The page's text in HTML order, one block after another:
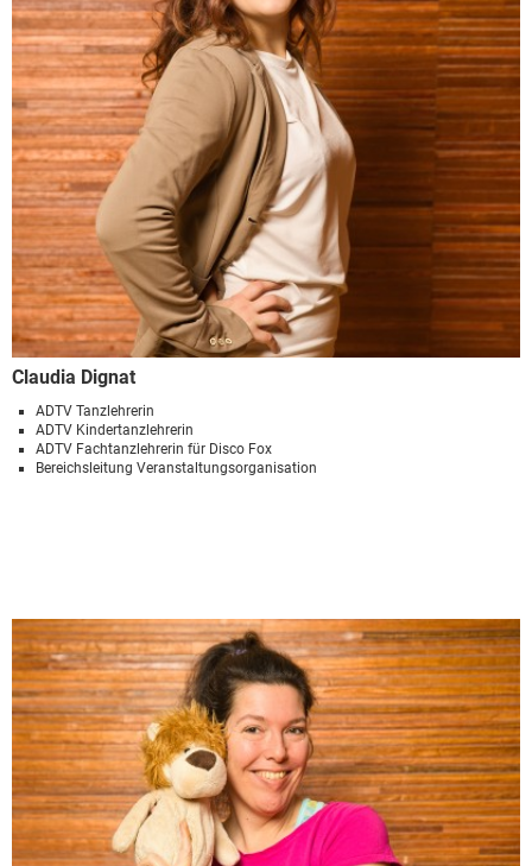
Claudia Dignat
ADTV Tanzlehrerin
ADTV Kindertanzlehrerin
ADTV Fachtanzlehrerin für Disco Fox
Bereichsleitung Veranstaltungsorganisation